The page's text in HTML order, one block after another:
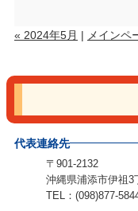
« 2024年5月 | メインペ
代表連絡先
〒901-2132
沖縄県浦添市伊祖3
TEL：(098)877-